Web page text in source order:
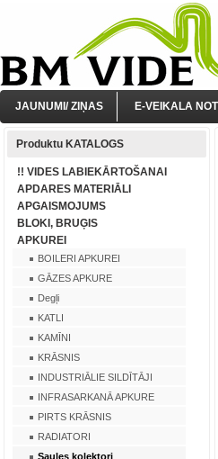
JAUNUMI/ ZIŅAS E-VEIKALA
Produktu KATALOGS
!! VIDES LABIEKĀRTOŠANAI
APDARES MATERIĀLI
APGAISMOJUMS
BLOKI, BRUĢIS
APKUREI
BOILERI APKUREI
GĀZES APKURE
Degļi
KATLI
KAMĪNI
KRĀSNIS
INDUSTRIĀLIE SILDĪTĀJI
INFRASARKANĀ APKURE
PIRTS KRĀSNIS
RADIATORI
Saules kolektori